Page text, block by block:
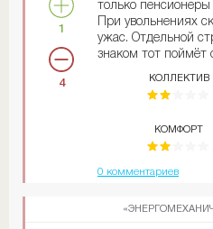
1
4
только
При увольнениях
ужас. Отдельной
знаком тот поймёт
помогут и
бегут - и этот
столовой на
КОЛЛЕКТИВ
КОМФОРТ
0 комментариев